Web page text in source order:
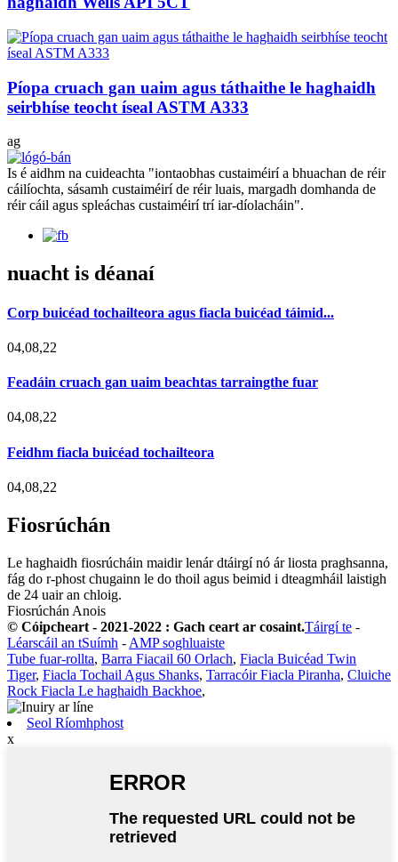
Píopa cruach gan uaim agus táthaithe le haghaidh
seirbhíse teocht íseal ASTM A333
ag
Is é aidhm na cuideachta "iontaobhas custaiméirí a bhuachan de réir
cáilíochta, sásamh custaiméirí de réir luais, margadh domhanda de
réir cáil agus spleáchas custaiméirí trí iar-díolacháin".
nuacht is déanaí
Corp buicéad tochailteora agus fiacla buicéad táimid...
04,08,22
Feadáin cruach gan uaim beachtas tarraingthe fuar
04,08,22
Feidhm fiacla buicéad tochailteora
04,08,22
Fiosrúchán
Le haghaidh fiosrúcháin maidir lenár dtáirgí nó ár liosta praghsanna,
fág do r-phost chugainn le do thoil agus beimid i dteagmháil laistigh
de 24 uair an chloig.
Fiosrúchán Anois
© Cóipcheart - 2021-2022 : Gach ceart ar cosaint.Táirgí te -
Léarscáil an tSuímh - AMP soghluaiste
Tube fuar-rollta, Barra Fiacail 60 Orlach, Fiacla Buicéad Twin
Tiger, Fiacla Tochail Agus Shanks, Tarracóir Fiacla Piranha, Cluiche
Rock Fiacla Le haghaidh Backhoe,
Seol Ríomhphost
x